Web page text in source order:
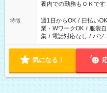
養内での勤務もＯＫです
特徴 週1日からOK / 日払いOK
業・WワークOK / 服装
集 / 電話対応なし / パソ
気になる！